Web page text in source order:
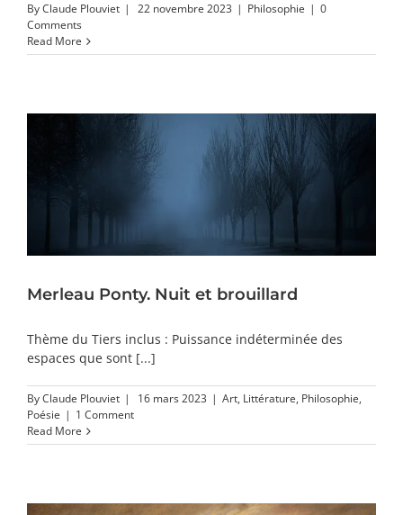
ByClaude Plouviet | 22 novembre 2023 | Philosophie | 0
Comments
Read More
Merleau Ponty. Nuit et brouillard
Thème du Tiers inclus : Puissance indéterminée des
espaces que sont [...]
ByClaude Plouviet | 16 mars 2023 | Art, Littérature, Philosophie,
Poésie | 1 Comment
Read More